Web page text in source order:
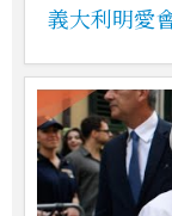
義大利明愛